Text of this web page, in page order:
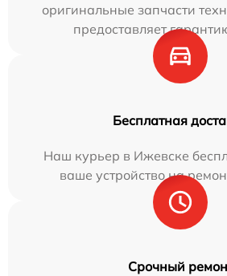
оригинальные запчасти
предоставляет
Бесплатная
Наш курьер в Ижевске
ваше устройство на
Срочный